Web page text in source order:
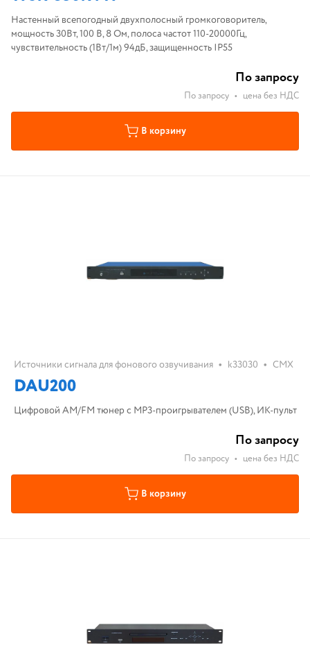
Настенный всепогодный двухполосный громкоговоритель,
мощность 30Вт, 100 В, 8 Ом, полоса частот 110-20000Гц,
чувствительность (1Вт/1м) 94дБ, защищенность IP55
По запросу
По запросу • цена без НДС
В корзину
Источники сигнала для фонового озвучивания • k33030 • CMX
DAU200
Цифровой AM/FM тюнер с МР3-проигрывателем (USB), ИК-пульт
По запросу
По запросу • цена без НДС
В корзину